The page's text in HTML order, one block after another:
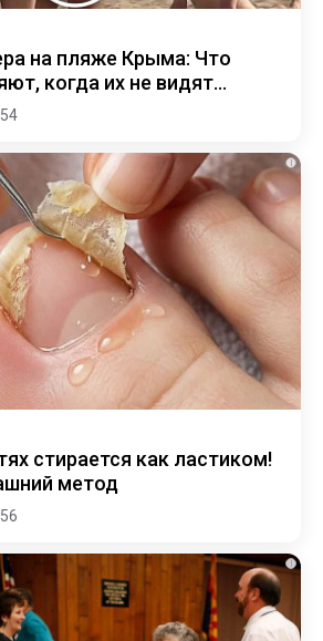
на пляже Крыма: Что
когда их не видят...
54
i
стирается как ластиком!
метод
56
i